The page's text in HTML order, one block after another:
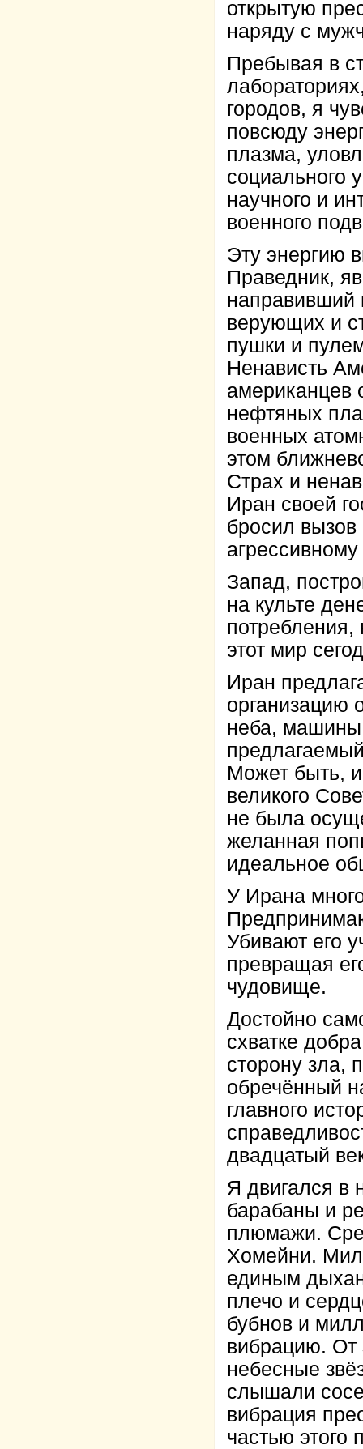
открытую
наряду с
Пребывая в
городов, я
повсюду
плазма,
социального
научного и
военного
Эту энергию
Праведник,
верующих и
пушки и
Ненависть
американцев
нефтяных
военных
этом
Страх и
Иран своей
бросил
Запад,
на культе
этот мир
Иран
организацию
неба, машины
Может быть,
великого
не была
желанная
идеальное
У Ирана
Убивают его
превращая
чудовище.
Достойно
схватке
сторону зла,
обречённый
главного
двадцатый
Я двигался в
барабаны и
плюмажи.
Хомейни.
единым
плечо и
бубнов и
вибрацию. От
небесные
слышали
вибрация
частью этого